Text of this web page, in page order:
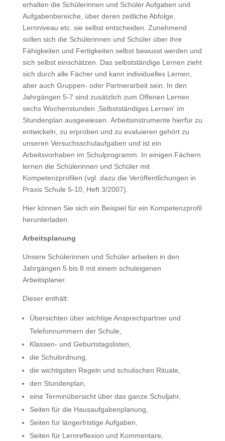
erhalten die Schülerinnen und Schüler Aufgaben und
Aufgabenbereiche, über deren zeitliche Abfolge,
Lernniveau etc. sie selbst entscheiden. Zunehmend
sollen sich die Schülerinnen und Schüler über ihre
Fähigkeiten und Fertigkeiten selbst bewusst werden und
sich selbst einschätzen. Das selbstständige Lernen zieht
sich durch alle Fächer und kann individuelles Lernen,
aber auch Gruppen- oder Partnerarbeit sein. In den
Jahrgängen 5-7 sind zusätzlich zum Offenen Lernen
sechs Wochenstunden ‚Selbstständiges Lernen‘ im
Stundenplan ausgewiesen. Arbeitsinstrumente hierfür zu
entwickeln, zu erproben und zu evaluieren gehört zu
unseren Versuchsschulaufgaben und ist ein
Arbeitsvorhaben im Schulprogramm. In einigen Fächern
lernen die Schülerinnen und Schüler mit
Kompetenzprofilen (vgl. dazu die Veröffentlichungen in
Praxis Schule 5-10, Heft 3/2007).
Hier können Sie sich ein Beispiel für ein Kompetenzprofil
herunterladen.
Arbeitsplanung
Unsere Schülerinnen und Schüler arbeiten in den
Jahrgängen 5 bis 8 mit einem schuleigenen
Arbeitsplaner.
Dieser enthält:
Übersichten über wichtige Ansprechpartner und
Telefonnummern der Schule,
Klassen- und Geburtstagslisten,
die Schulordnung,
die wichtigsten Regeln und schulischen Rituale,
den Stundenplan,
eine Terminübersicht über das ganze Schuljahr,
Seiten für die Hausaufgabenplanung,
Seiten für längerfristige Aufgaben,
Seiten für Lernreflexion und Kommentare,